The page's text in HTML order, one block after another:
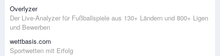
Overlyzer
Der Live-Analyzer für Fußballspiele aus 130+ Ländern und 800+ Ligen
und Bewerben
wettbasis.com
Sportwetten mit Erfolg